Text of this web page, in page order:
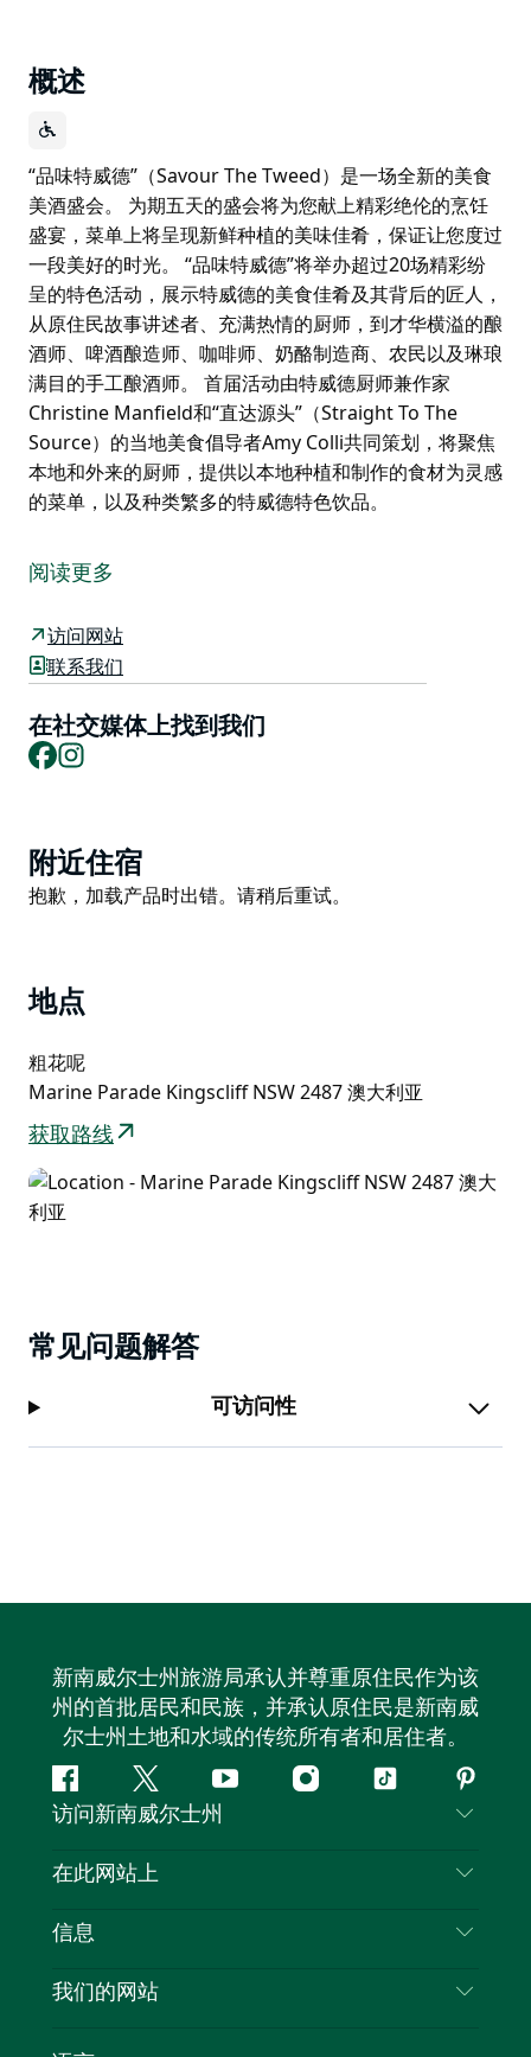
概述
“品味特威德”（Savour The Tweed）是一场全新的美食
美酒盛会。 为期五天的盛会将为您献上精彩绝伦的烹饪
盛宴，菜单上将呈现新鲜种植的美味佳肴，保证让您度过
一段美好的时光。 “品味特威德”将举办超过20场精彩纷
呈的特色活动，展示特威德的美食佳肴及其背后的匠人，
从原住民故事讲述者、充满热情的厨师，到才华横溢的酿
酒师、啤酒酿造师、咖啡师、奶酪制造商、农民以及琳琅
满目的手工酿酒师。 首届活动由特威德厨师兼作家
Christine Manfield和“直达源头”（Straight To The
Source）的当地美食倡导者Amy Colli共同策划，将聚焦
本地和外来的厨师，提供以本地种植和制作的食材为灵感
的菜单，以及种类繁多的特威德特色饮品。
美酒盛会。
将呈现新鲜种植的美味佳肴，保证让您度过一段美好的时
光。
特威德的美食佳肴及其背后的匠人，从原住民故事讲述
者、充满热情的厨师，到才华横溢的酿酒师、啤酒酿造
首届活动由特威德厨师兼作家Christine Manfield和“直
达源头”（Straight To The Source）的当地美食倡导者
威德特色饮品。
阅读更多
访问网站
联系我们
在社交媒体上找到我们
Facebook
Product
List
附近住宿
Product
抱歉，加载产品时出错。请稍后重试。
地点
粗花呢
Marine Parade Kingscliff NSW 2487 澳大利亚
获取路线
常见问题解答
可访问性
新南威尔士州旅游局承认并尊重原住民作为该
州的首批居民和民族，并承认原住民是新南威
尔士州土地和水域的传统所有者和居住者。
Facebook叽
叽
喳
YouTubeInstagram
抖
访问新南威尔士州
联系我们
隐私
Cookie 通知
在此网站上
目的地
新南威尔士州公路旅行
信息
旅行信息
我们的网站